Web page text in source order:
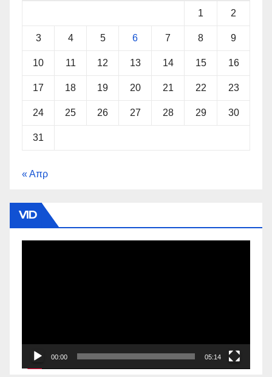
1 2
3 4 5 6 7 8 9
10 11 12 13 14 15 16
17 18 19 20 21 22 23
24 25 26 27 28 29 30
31
« Απρ
VID
00:00 05:14